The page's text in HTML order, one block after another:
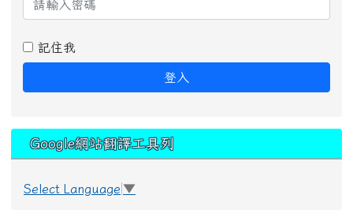
記住我
登入
Google網站翻譯工具列
Select Language ▼